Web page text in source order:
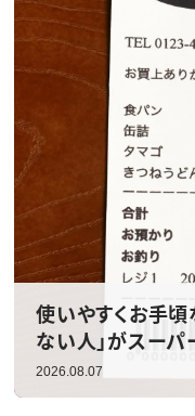
使いやすくお手頃
ない人」がスーパ
2026.08.07